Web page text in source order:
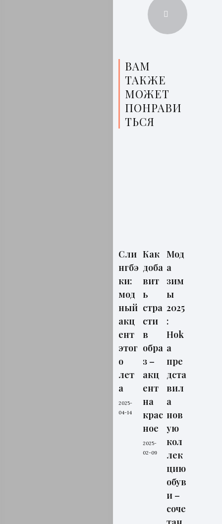
ВАМ
ТАКЖЕ
МОЖЕТ
ПОНРАВИ
ТЬСЯ
Сли
нгбэ
ки:
мод
ный
акц
ент
этог
о
лет
а
2025-
04-14
Как
доба
вит
ь
стра
сти
в
обра
з –
акц
ент
на
крас
ное
2025-
02-09
Мод
а
зим
ы
2025
:
Hok
a
пре
дста
вил
а
нов
ую
кол
лек
цию
обув
и –
соче